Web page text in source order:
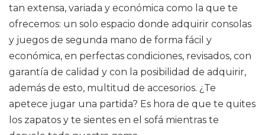
tan extensa, variada y económica como la que te
ofrecemos: un solo espacio donde adquirir consolas
y juegos de segunda mano de forma fácil y
económica, en perfectas condiciones, revisados, con
garantía de calidad y con la posibilidad de adquirir,
además de esto, multitud de accesorios. ¿Te
apetece jugar una partida? Es hora de que te quites
los zapatos y te sientes en el sofá mientras te